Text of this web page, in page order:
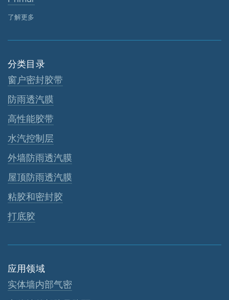
了解更多
分类目录
窗户密封胶带
防雨透汽膜
高性能胶带
水汽控制层
外墙防雨透汽膜
屋顶防雨透汽膜
粘胶和密封胶
打底胶
应用领域
实体墙内部气密